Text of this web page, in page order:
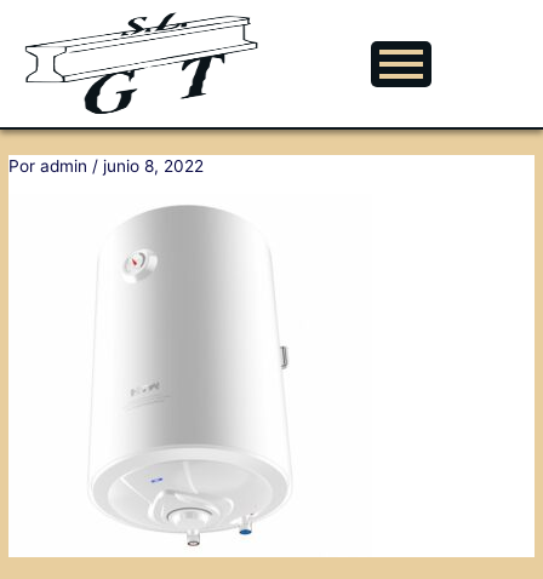
contenido
Poradmin /junio 8, 2022
entradas